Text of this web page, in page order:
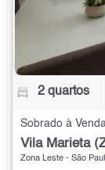
2 quartos
Sobrado à
Vila Marieta
Zona Leste - São